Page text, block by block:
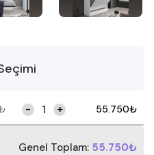
- + 55.750₺
Genel Toplam: 55.750₺